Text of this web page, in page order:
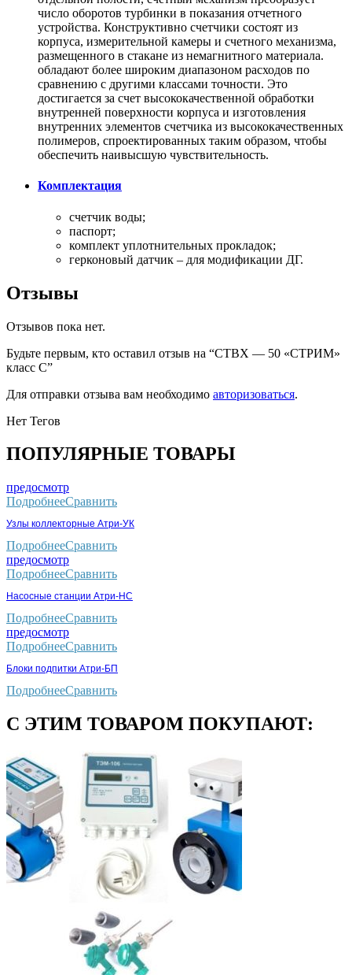
число оборотов турбинки в показания отчетного
устройства. Конструктивно счетчики состоят из
корпуса, измерительной камеры и счетного механизма,
размещенного в стакане из немагнитного материала.
обладают более широким диапазоном расходов по
сравнению с другими классами точности. Это
достигается за счет высококачественной обработки
внутренней поверхности корпуса и изготовления
внутренних элементов счетчика из высококачественных
полимеров, спроектированных таким образом, чтобы
обеспечить наивысшую чувствительность.
Комплектация
счетчик воды;
паспорт;
комплект уплотнительных прокладок;
герконовый датчик – для модификации ДГ.
Отзывы
Отзывов пока нет.
Будьте первым, кто оставил отзыв на “СТВХ — 50 «СТРИМ»
класс С”
Для отправки отзыва вам необходимо авторизоваться.
Нет Тегов
ПОПУЛЯРНЫЕ ТОВАРЫ
предосмотр
ПодробнееСравнить
Узлы коллекторные Атри-УК
ПодробнееСравнить
предосмотр
ПодробнееСравнить
Насосные станции Атри-НС
ПодробнееСравнить
предосмотр
ПодробнееСравнить
Блоки подпитки Атри-БП
ПодробнееСравнить
С ЭТИМ ТОВАРОМ ПОКУПАЮТ: